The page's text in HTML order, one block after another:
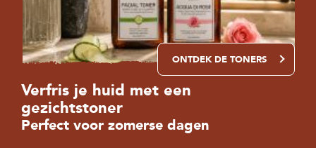
Verfris je huid met een
gezichtstoner
Perfect voor zomerse dagen
ONTDEK DE TONERS